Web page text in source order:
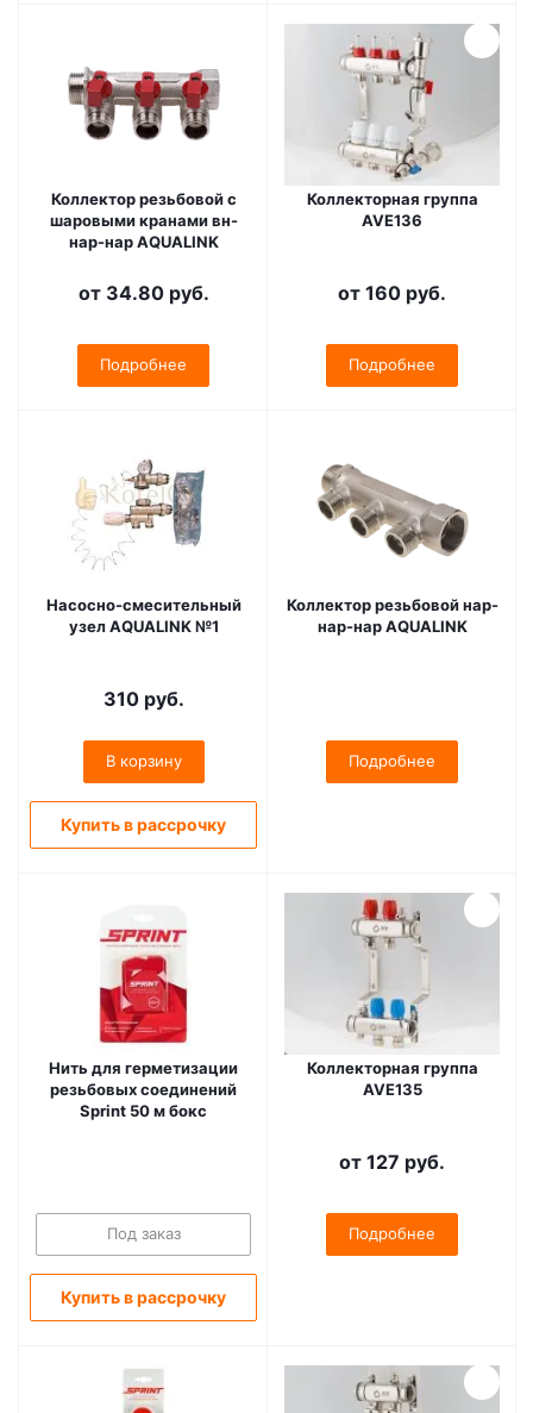
Коллектор резьбовой с
шаровыми кранами вн-
нар-нар AQUALINK
от 34.80 руб.
Подробнее
Коллекторная группа
AVE136
от 160 руб.
Подробнее
Насосно-смесительный
узел AQUALINK №1
310руб.
В корзину
Купить в рассрочку
Коллектор резьбовой нар-
нар-нар AQUALINK
Подробнее
Нить для герметизации
резьбовых соединений
Sprint 50 м бокс
Под заказ
Купить в рассрочку
Коллекторная группа
AVE135
от 127 руб.
Подробнее